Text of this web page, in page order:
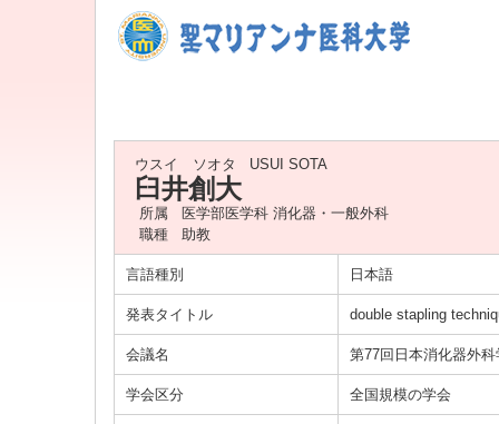
ウスイ ソオタ USUI SOTA
臼井創大
所属
医学部医学科 消化器・一般外科
職種
助教
言語種別 日本語
発表タイトル double stapling
会議名 第77回日本消化器外
学会区分 全国規模の学会